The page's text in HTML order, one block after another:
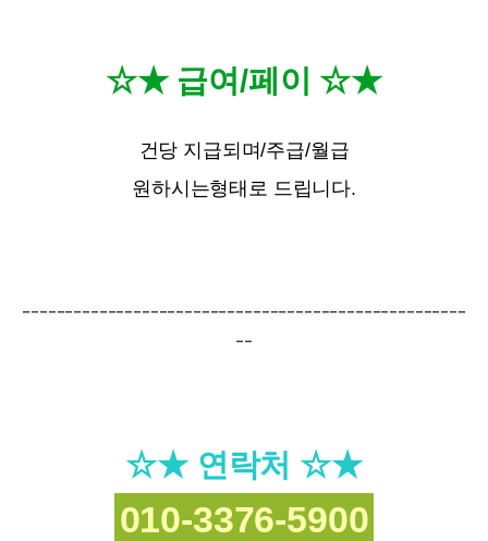
☆★ 급여/페이 ☆★
건당 지급되며/주급/월급
원하시는형태로 드립니다.
----------------------------------------------------
--
☆★ 연락처 ☆★
010-3376-5900